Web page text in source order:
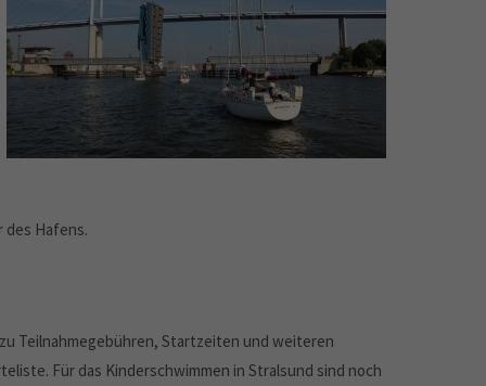
des Hafens.
Teilnahmegebühren, Startzeiten und weiteren
Für das Kinderschwimmen in Stralsund sind noch